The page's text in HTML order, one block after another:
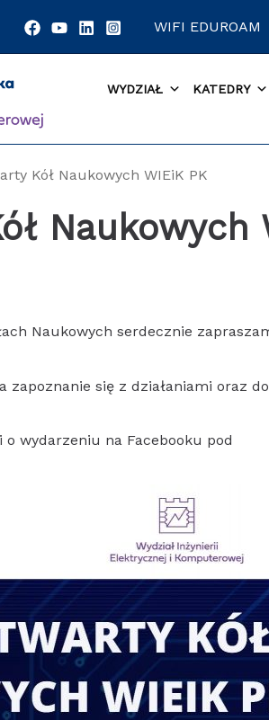
WIFI EDUROAM
WYDZIAŁ KATEDRY
Kół Naukowych WIEiK PK
Naukowych
Naukowych serdecznie
się z działaniami oraz
wydarzeniu na Facebooku pod